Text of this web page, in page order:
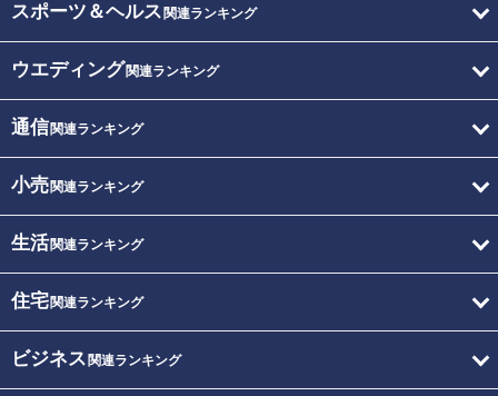
スポーツ＆ヘルス 関連ランキング
ウエディング関連ランキング
通信関連ランキング
小売関連ランキング
生活関連ランキング
住宅関連ランキング
ビジネス 関連ランキング